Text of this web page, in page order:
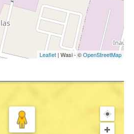
Leaflet | Wasi - ©OpenStreetMap